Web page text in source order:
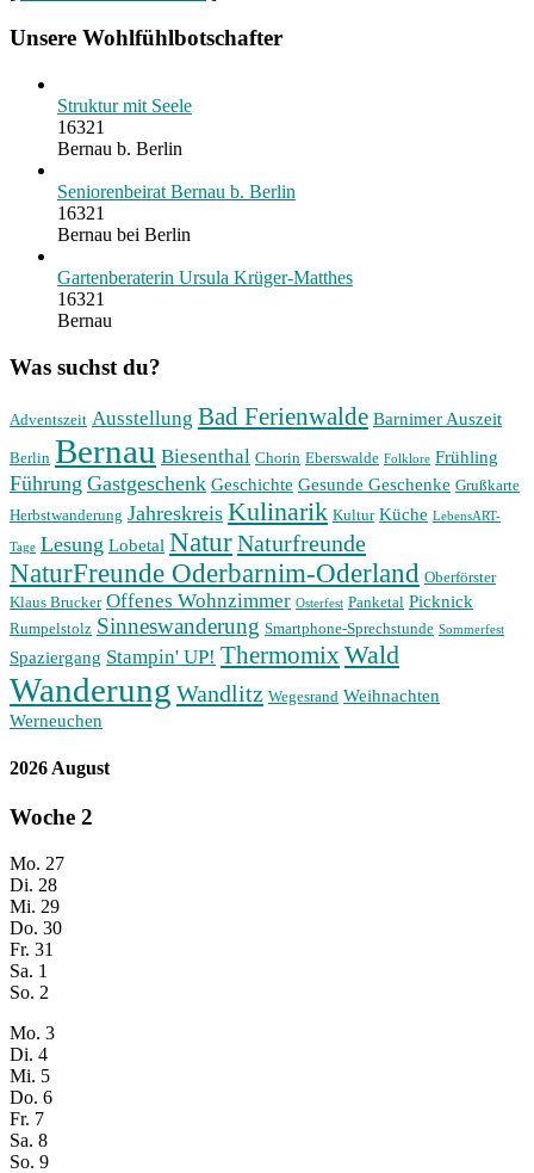
Unsere Wohlfühlbotschafter
Struktur mit Seele
16321
Bernau b. Berlin
Seniorenbeirat Bernau b. Berlin
16321
Bernau bei Berlin
Gartenberaterin Ursula Krüger-Matthes
16321
Bernau
Was suchst du?
Adventszeit Ausstellung Bad Ferienwalde Barnimer Auszeit
Berlin Bernau Biesenthal Chorin Eberswalde Folklore Frühling
Führung Gastgeschenk Geschichte Gesunde Geschenke Grußkarte
Herbstwanderung Jahreskreis Kulinarik Kultur Küche LebensART-
Tage Lesung Lobetal NaturNaturfreunde
NaturFreunde Oderbarnim-Oderland Oberförster
Klaus Brucker Offenes Wohnzimmer Osterfest Panketal Picknick
Rumpelstolz Sinneswanderung Smartphone-Sprechstunde Sommerfest
Spaziergang Stampin' UP! ThermomixWald
Wanderung Wandlitz Wegesrand Weihnachten
Werneuchen
2026 August
Woche 2
Mo. 27
Di. 28
Mi. 29
Do. 30
Fr. 31
Sa. 1
So. 2
Mo. 3
Di. 4
Mi. 5
Do. 6
Fr. 7
Sa. 8
So. 9